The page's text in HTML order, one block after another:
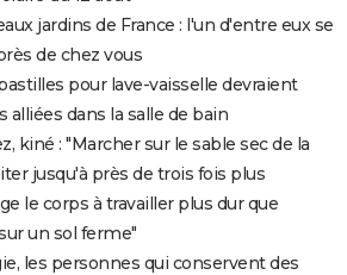
jardins de France : l'un d'entre eux se
de chez vous
pour lave-vaisselle devraient
alliées dans la salle de bain
kiné : "Marcher sur le sable sec de la
jusqu'à près de trois fois plus
le corps à travailler plus dur que
un sol ferme"
les personnes qui conservent des